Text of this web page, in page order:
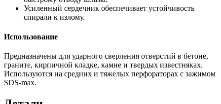
Усиленный сердечник обеспечивает устойчивость
спирали к излому.
Использование
Предназначены для ударного сверления отверстий в бетоне,
граните, кирпичной кладке, камне и твердых известняках.
Используются на средних и тяжелых перфораторах с зажимом
SDS-max.